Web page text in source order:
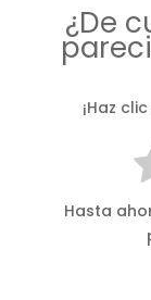
¿De
¡Haz
Hasta